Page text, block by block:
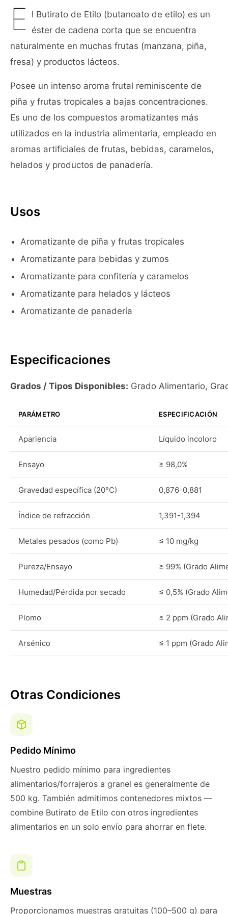
E l Butirato de Etilo (butanoato de etilo) es un
éster de cadena corta que se encuentra
naturalmente en muchas frutas (manzana, piña,
fresa) y productos lácteos.
Posee un intenso aroma frutal reminiscente de
piña y frutas tropicales a bajas concentraciones.
Es uno de los compuestos aromatizantes más
utilizados en la industria alimentaria, empleado en
aromas artificiales de frutas, bebidas, caramelos,
helados y productos de panadería.
Usos
Aromatizante de piña y frutas tropicales
Aromatizante para bebidas y zumos
Aromatizante para confitería y caramelos
Aromatizante para helados y lácteos
Aromatizante de panadería
Especificaciones
Grados / Tipos Disponibles: Grado Alimentario,
PARÁMETRO ESPECIFICACIÓN
Apariencia Líquido incoloro
Ensayo ≥ 98,0%
Gravedad específica (20°C) 0,876-0,881
Índice de refracción 1,391-1,394
Metales pesados (como Pb) ≤ 10 mg/kg
Pureza/Ensayo ≥ 99% (Grado
Humedad/Pérdida por secado ≤ 0,5% (Grado
Plomo ≤ 2 ppm (Grado
Arsénico ≤ 1 ppm (Grado
Otras Condiciones
Pedido Mínimo
Nuestro pedido mínimo para ingredientes
alimentarios/forrajeros a granel es generalmente de
500 kg. También admitimos contenedores mixtos —
combine Butirato de Etilo con otros ingredientes
alimentarios en un solo envío para ahorrar en flete.
Muestras
Proporcionamos muestras gratuitas (100–500 g) para